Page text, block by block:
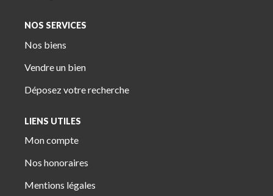
NOS SERVICES
Nos biens
Vendre un bien
Déposez votre recherche
LIENS UTILES
Mon compte
Nos honoraires
Mentions légales